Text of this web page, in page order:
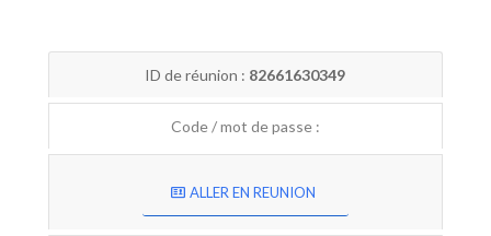
ID de réunion : 82661630349
Code / mot de passe :
ALLER EN REUNION